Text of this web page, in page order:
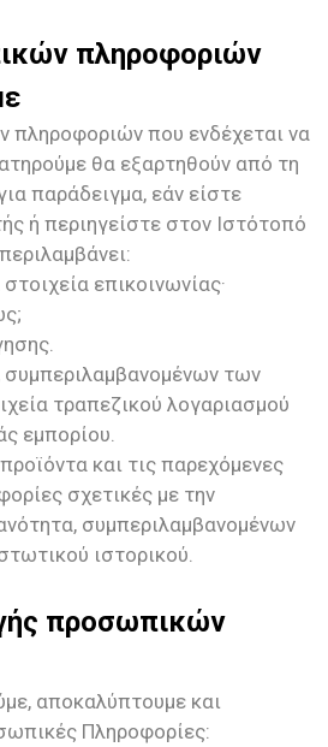
πληροφοριών
πληροφοριών που ενδέχεται να
θα εξαρτηθούν από τη
παράδειγμα, εάν είστε
ή περιηγείστε στον Ιστότοπό
επικοινωνίας·
συμπεριλαμβανομένων των
τραπεζικού λογαριασμού
εμπορίου.
και τις παρεχόμενες
σχετικές με την
συμπεριλαμβανομένων
ιστορικού.
προσωπικών
αποκαλύπτουμε και
Πληροφορίες: